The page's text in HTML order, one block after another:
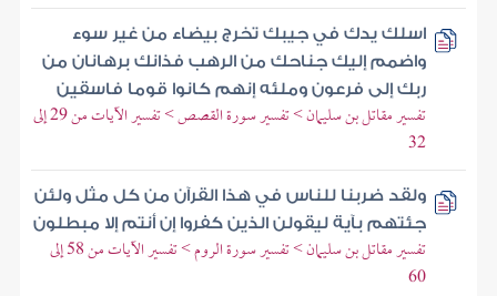
اسلك يدك في جيبك تخرج بيضاء من غير سوء
واضمم إليك جناحك من الرهب فذانك برهانان من
ربك إلى فرعون وملئه إنهم كانوا قوما فاسقين
تفسير مقاتل بن سليمان > تفسير سورة القصص > تفسير الآيات من 29 إلى
32
ولقد ضربنا للناس في هذا القرآن من كل مثل ولئن
جئتهم بآية ليقولن الذين كفروا إن أنتم إلا مبطلون
تفسير مقاتل بن سليمان > تفسير سورة الروم > تفسير الآيات من 58 إلى
60